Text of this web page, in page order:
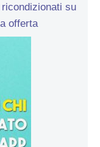
su
offerta